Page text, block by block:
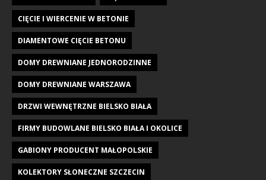
CIĘCIE I WIERCENIE W BETONIE
DIAMENTOWE CIĘCIE BETONU
DOMY DREWNIANE JEDNORODZINNE
DOMY DREWNIANE WARSZAWA
DRZWI WEWNĘTRZNE BIELSKO BIAŁA
FIRMY BUDOWLANE BIELSKO BIAŁA I OKOLICE
GABIONY PRODUCENT MAŁOPOLSKIE
KOLEKTORY SŁONECZNE SZCZECIN